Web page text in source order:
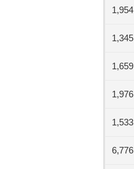
1,954
1,345
1,659
1,976
1,533
6,776